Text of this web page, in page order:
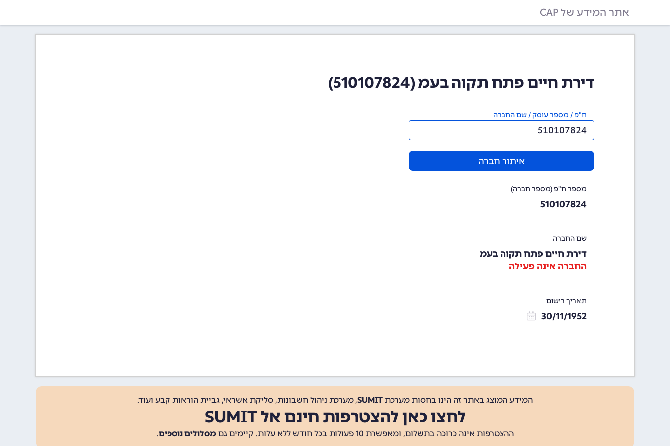
אתר המידע של CAP
דירת חיים פתח תקוה בעמ (510107824)
ח"פ / מספר עוסק / שם החברה
איתור חברה
מספר ח"פ (מספר חברה)
510107824
שם החברה
דירת חיים פתח תקוה בעמ
החברה אינה פעילה
תאריך רישום
30/11/1952
המידע המוצג באתר זה הינו בחסות מערכת SUMIT, מערכת ניהול חשבונות, סליקת אשראי, גביית הוראות קבע ועוד.
לחצו כאן להצטרפות חינם אל SUMIT
ההצטרפות אינה כרוכה בתשלום, ומאפשרת 10 פעולות בכל חודש ללא עלות. קיימים גם מסלולים נוספים.